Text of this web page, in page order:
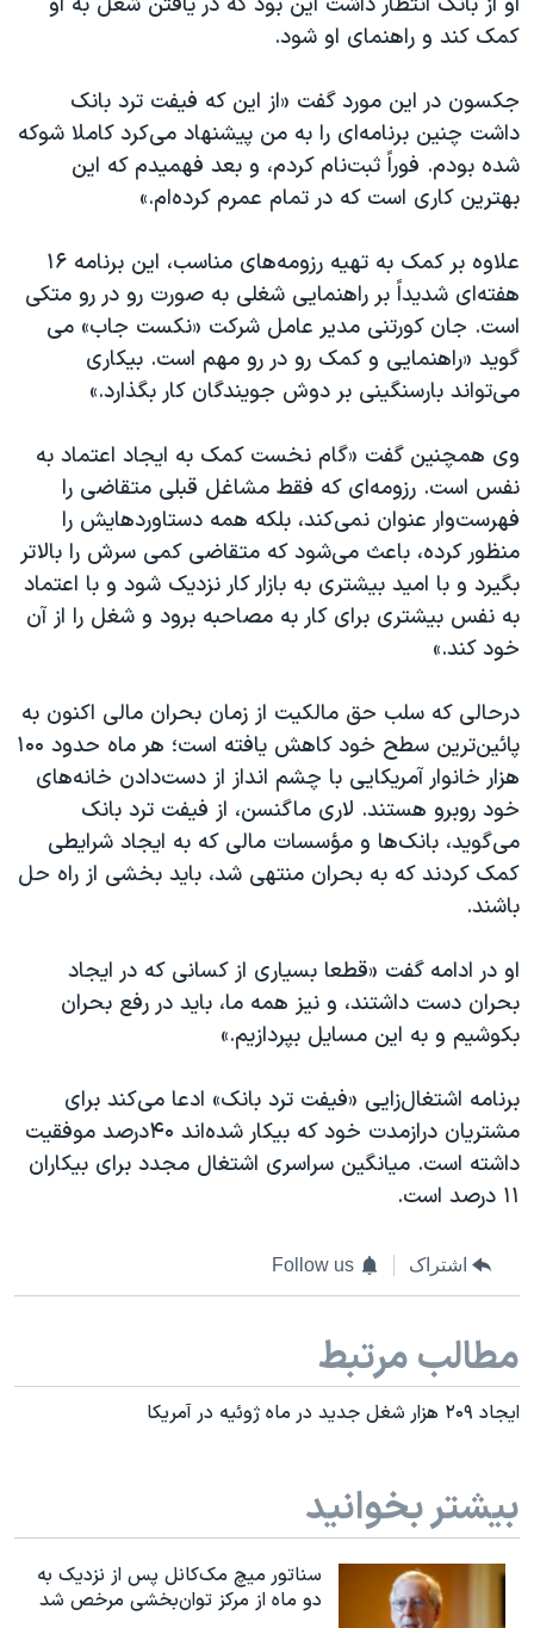
کمک کند و راهنمای او شود.
جکسون در اين مورد گفت «از اين که فيفت ترد بانک
داشت چنین برنامه‌ای را به من پيشنهاد می‌کرد کاملا شوکه
شده بودم. فوراً ثبت‌نام کردم، و بعد فهميدم که اين
بهترین کاری است که در تمام عمرم کرده‌ام.»
علاوه بر کمک به تهيه رزومه‌های مناسب، اين برنامه ۱۶
هفته‌ای شديداً بر راهنمایی شغلی به صورت رو در رو متکی
است. جان کورتنی مدیر عامل شرکت «نکست جاب» می
گوید «راهنمايی و کمک رو در رو مهم است. بیکاری
می‌تواند بارسنگینی بر دوش جویندگان کار بگذارد.»
وی همچنین گفت «گام نخست کمک به ایجاد اعتماد به
‌نفس است. رزومه‌ای که فقط مشاغل قبلی متقاضی را
فهرست‌وار عنوان نمی‌کند، بلکه همه دستاوردهايش را
منظور کرده، باعث می‌شود که متقاضی کمی سرش را بالاتر
بگيرد و با اميد بيشتری به بازار کار نزديک شود و با اعتماد‌
به ‌نفس بیشتری برای کار به مصاحبه برود و شغل را از آن
خود کند.»
درحالی که سلب حق مالکیت از زمان بحران مالی اکنون به
پائین‌ترین سطح خود کاهش یافته است؛ هر ماه حدود ۱۰۰
هزار خانوار آمریکایی با چشم انداز از دست‌دادن خانه‌های
خود روبرو هستند. لاری ماگنسن، از فيفت ترد بانک
می‌گويد، بانک‌ها و مؤسسات مالی که به ایجاد شرایطی
کمک کردند که به بحران منتهی شد، باید بخشی از راه حل
باشند.
او در ادامه گفت «قطعا بسیاری از کسانی که در ایجاد
بحران دست داشتند، و نیز همه ما، باید در رفع بحران
بکوشيم و به اين مسايل بپردازيم.»
برنامه اشتغال‌زايی «فيفت ترد بانک» ادعا می‌کند برای
مشتريان درازمدت خود که بيکار شده‌اند ۴۰درصد موفقيت
داشته است. میانگین سراسری اشتغال مجدد برای بيکاران
۱۱ درصد است.
اشتراک Follow us
مطالب مرتبط
ايجاد ۲۰۹ هزار شغل جديد در ماه ژوئيه در آمريکا
بیشتر بخوانید
سناتور میچ مک‌کانل پس از نزدیک به
دو ماه از مرکز توان‌بخشی مرخص شد